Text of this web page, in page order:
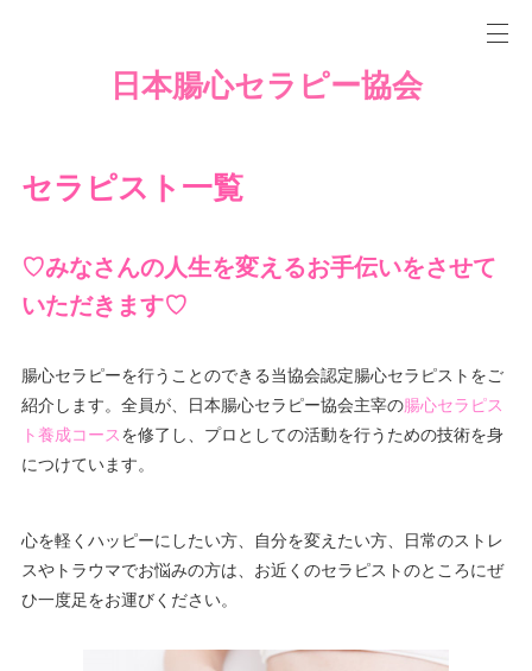
日本腸心セラピー協会
セラピスト一覧
♡みなさんの人生を変えるお手伝いをさせて
いただきます♡
腸心セラピーを行うことのできる当協会認定腸心セラピストをご
紹介します。全員が、日本腸心セラピー協会主宰の腸心セラピス
ト養成コースを修了し、プロとしての活動を行うための技術を身
につけています。
心を軽くハッピーにしたい方、自分を変えたい方、日常のストレ
スやトラウマでお悩みの方は、お近くのセラピストのところにぜ
ひ一度足をお運びください。